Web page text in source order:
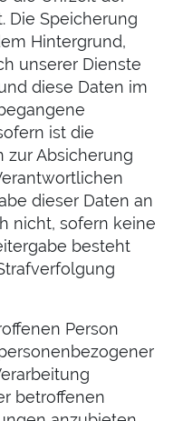
Die Speicherung
Hintergrund,
unserer Dienste
diese Daten im
ist die
zur Absicherung
dieser Daten an
nicht, sofern keine
besteht
Person
betroffenen